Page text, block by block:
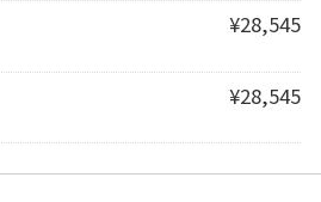
¥28,545
¥28,545